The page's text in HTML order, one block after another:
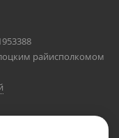
райисполкомом